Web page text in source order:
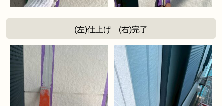
(左)仕上げ (右)完了